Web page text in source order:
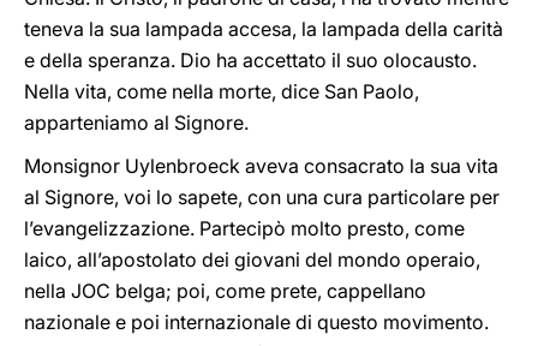
teneva la sua lampada accesa, la lampada della carità
e della speranza. Dio ha accettato il suo olocausto.
Nella vita, come nella morte, dice San Paolo,
apparteniamo al Signore.
Monsignor Uylenbroeck aveva consacrato la sua vita
al Signore, voi lo sapete, con una cura particolare per
l’evangelizzazione. Partecipò molto presto, come
laico, all’apostolato dei giovani del mondo operaio,
nella JOC belga; poi, come prete, cappellano
nazionale e poi internazionale di questo movimento.